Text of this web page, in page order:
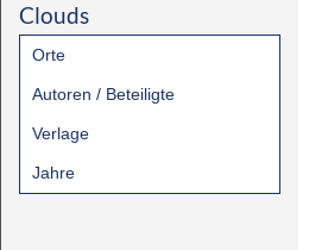
Clouds
Orte
Autoren / Beteiligte
Verlage
Jahre